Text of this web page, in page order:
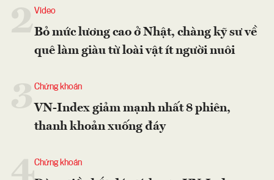
2Video
Bỏ mức lương cao ở Nhật, chàng kỹ sư về
quê làm giàu từ loài vật ít người nuôi
Chứng khoán
VN-Index giảm mạnh nhất 8 phiên,
thanh khoản xuống đáy
Chứng khoán